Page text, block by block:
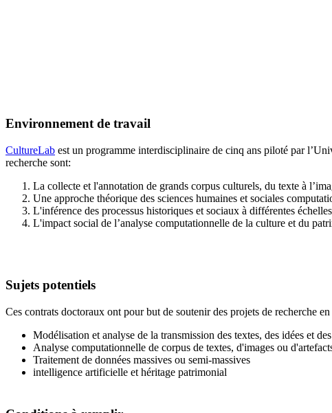
Environnement de travail
CultureLab est un programme interdisciplinaire de cinq ans piloté par
recherche sont:
La collecte et l'annotation de grands corpus culturels, du texte à
Une approche théorique des sciences humaines et sociales
L'inférence des processus historiques et sociaux à différentes
L'impact social de l’analyse computationnelle de la culture et du
Sujets potentiels
Ces contrats doctoraux ont pour but de soutenir des projets de recherche
Modélisation et analyse de la transmission des textes, des idées et
Analyse computationnelle de corpus de textes, d'images ou
Traitement de données massives ou semi-massives
intelligence artificielle et héritage patrimonial